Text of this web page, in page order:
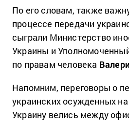
По его словам, также
процессе передачи
сыграли Министерство
Украины и
по правам человека
Напомним, переговоры о
украинских осужденных
Украину велись между